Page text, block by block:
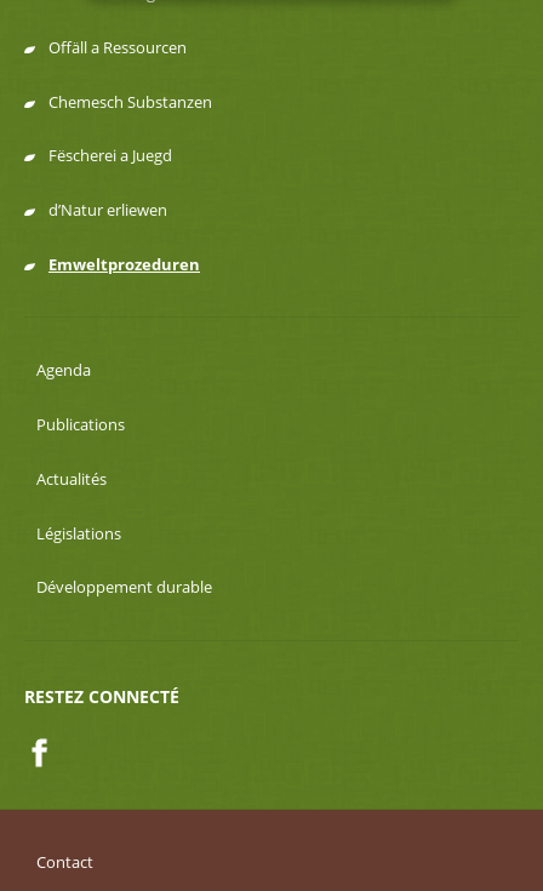
Offäll a Ressourcen
Chemesch Substanzen
Fëscherei a Juegd
d’Natur erliewen
Emweltprozeduren
Agenda
Publications
Actualités
Législations
Développement durable
RESTEZ CONNECTÉ
Contact